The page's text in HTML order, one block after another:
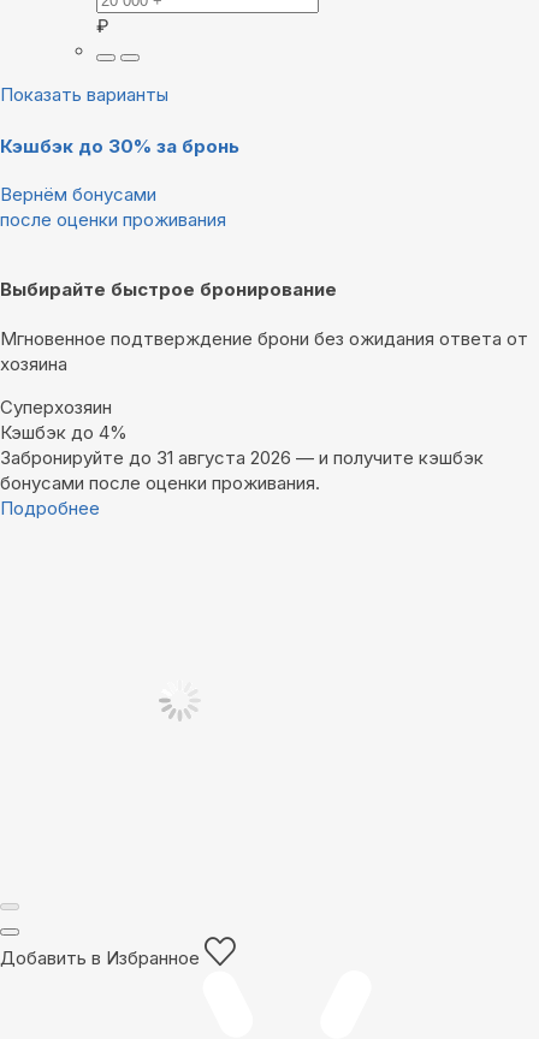
₽
Показать варианты
Кэшбэк до 30% за бронь
Вернём бонусами
после оценки проживания
Выбирайте быстрое бронирование
Мгновенное подтверждение брони без ожидания ответа от
хозяина
Суперхозяин
Кэшбэк до 4%
Забронируйте до 31 августа 2026 — и получите кэшбэк
бонусами после оценки проживания.
Подробнее
Добавить в Избранное